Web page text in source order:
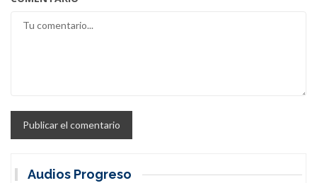
Audios Progreso